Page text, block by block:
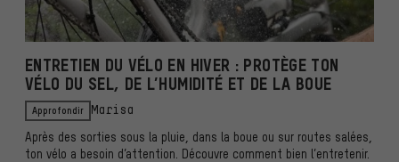
ENTRETIEN DU VÉLO EN HIVER : PROTÈGE TON
VÉLO DU SEL, DE L’HUMIDITÉ ET DE LA BOUE
Approfondir Marisa
Après des sorties sous la pluie, dans la boue ou sur routes salées,
ton vélo a besoin d’attention. Découvre comment bien l’entretenir.